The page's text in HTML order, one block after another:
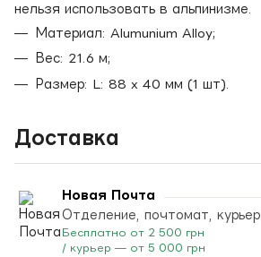
нельзя использовать в альпинизме.
Материал: Alumunium Alloy;
Вес: 21.6 м;
Размер: L: 88 x 40 мм (1 шт).
Доставка
Новая Почта
Отделение, почтомат, курьер
Бесплатно от 2 500 грн
/ курьер — от 5 000 грн